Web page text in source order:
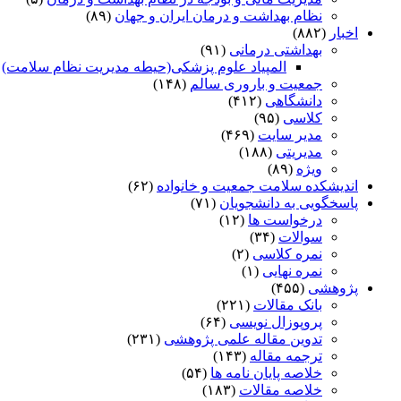
نظام بهداشت و درمان ایران و جهان (۸۹)
اخبار (۸۸۲)
بهداشتی درمانی (۹۱)
المپیاد علوم پزشکی(حیطه مدیریت نظام سلامت)
جمعیت و باروری سالم (۱۴۸)
دانشگاهی (۴۱۲)
کلاسی (۹۵)
مدیر سایت (۴۶۹)
مدیریتی (۱۸۸)
ویژه (۸۹)
اندیشکده سلامت جمعیت و خانواده (۶۲)
پاسخگویی به دانشجویان (۷۱)
درخواست ها (۱۲)
سوالات (۳۴)
نمره کلاسی (۲)
نمره نهایی (۱)
پژوهشی (۴۵۵)
بانک مقالات (۲۲۱)
پروپوزال نویسی (۶۴)
تدوین مقاله علمی پژوهشی (۲۳۱)
ترجمه مقاله (۱۴۳)
خلاصه پایان نامه ها (۵۴)
خلاصه مقالات (۱۸۳)